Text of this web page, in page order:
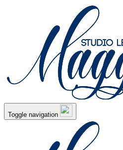
Toggle navigation